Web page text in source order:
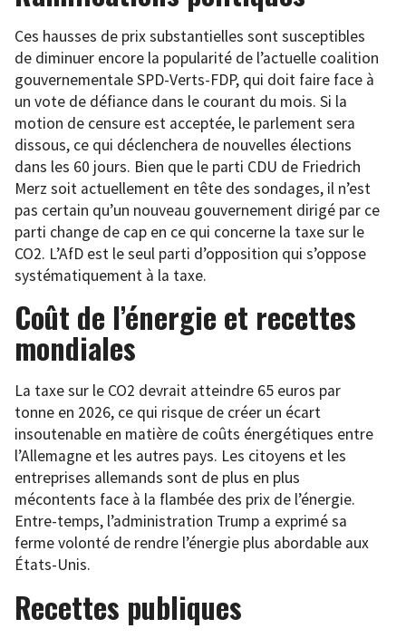
Ces hausses de prix substantielles sont susceptibles
de diminuer encore la popularité de l’actuelle coalition
gouvernementale SPD-Verts-FDP, qui doit faire face à
un vote de défiance dans le courant du mois. Si la
motion de censure est acceptée, le parlement sera
dissous, ce qui déclenchera de nouvelles élections
dans les 60 jours. Bien que le parti CDU de Friedrich
Merz soit actuellement en tête des sondages, il n’est
pas certain qu’un nouveau gouvernement dirigé par ce
parti change de cap en ce qui concerne la taxe sur le
CO2. L’AfD est le seul parti d’opposition qui s’oppose
systématiquement à la taxe.
Coût de l’énergie et recettes
mondiales
La taxe sur le CO2 devrait atteindre 65 euros par
tonne en 2026, ce qui risque de créer un écart
insoutenable en matière de coûts énergétiques entre
l’Allemagne et les autres pays. Les citoyens et les
entreprises allemands sont de plus en plus
mécontents face à la flambée des prix de l’énergie.
Entre-temps, l’administration Trump a exprimé sa
ferme volonté de rendre l’énergie plus abordable aux
États-Unis.
Recettes publiques